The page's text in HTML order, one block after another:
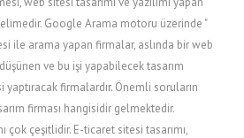
Google Arama motoru üzerinde "
ile arama yapan firmalar, aslında bir web
ve bu işi yapabilecek tasarım
firmalardır. Önemli soruların
firması hangisidir gelmektedir.
çok çeşitlidir. E-ticaret sitesi tasarımı,